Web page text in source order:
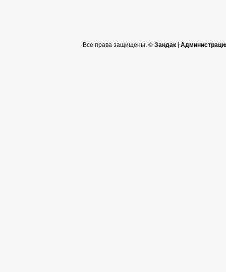
Все права защищены. ©Зандак |